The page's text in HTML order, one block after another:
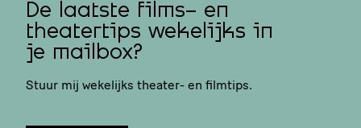
De laatste films- en
theatertips wekelijks in
je mailbox?
Stuur mij wekelijks theater- en filmtips.